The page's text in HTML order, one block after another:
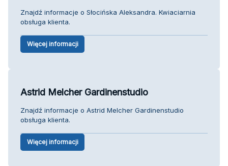
Znajdź informacje o Słocińska Aleksandra. Kwiaciarnia
obsługa klienta.
Więcej informacji
Astrid Melcher Gardinenstudio
Znajdź informacje o Astrid Melcher Gardinenstudio
obsługa klienta.
Więcej informacji